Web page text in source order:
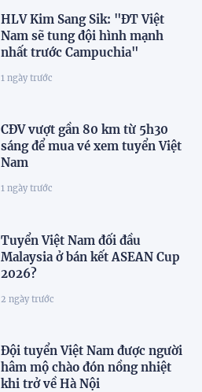
HLV Kim Sang Sik: "ĐT Việt
Nam sẽ tung đội hình mạnh
nhất trước Campuchia"
1 ngày trước
CĐV vượt gần 80 km từ 5h30
sáng để mua vé xem tuyển Việt
Nam
1 ngày trước
Tuyển Việt Nam đối đầu
Malaysia ở bán kết ASEAN Cup
2026?
2 ngày trước
Đội tuyển Việt Nam được người
hâm mộ chào đón nồng nhiệt
khi trở về Hà Nội